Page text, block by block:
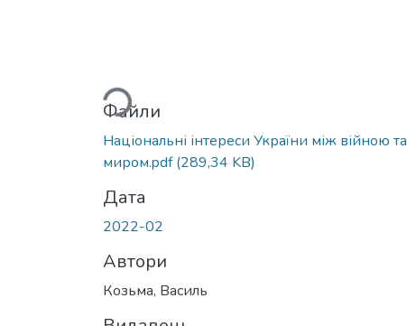
Вантажиться...
Файли
Національні інтереси України між війною та
миром.pdf(289,34 KB)
Дата
2022-02
Автори
Козьма, Василь